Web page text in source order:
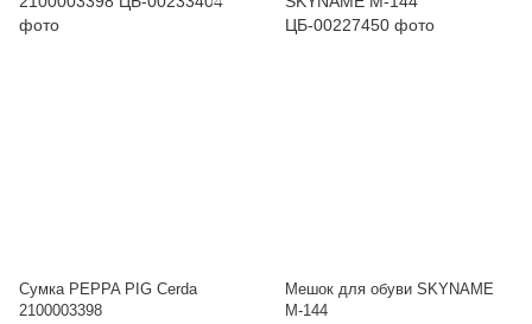
Сумка PEPPA PIG Cerda
2100003398
Мешок для обуви SKYNAME
M-144